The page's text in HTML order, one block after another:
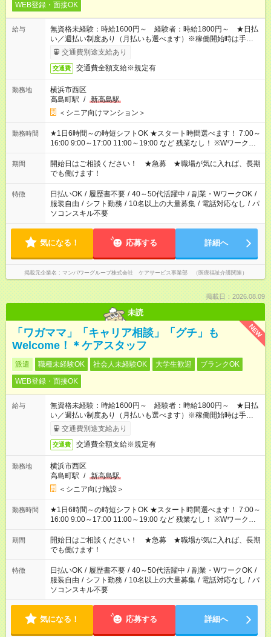
WEB登録・面接OK
給与
無資格未経験：時給1600円～ 経験者：時給1800円～ ★日払
い／週払い制度あり（月払いも選べます）※稼働開始時は手続き
完了次第のお支払いとなります。
交通費別途支給あり
交通費 交通費全額支給※規定有
勤務地
横浜市西区
高島町駅 / 新高島駅
＜シニア向けマンション＞
勤務時間
★1日6時間～の時短シフトOK ★スタート時間選べます！ 7:00～
16:00 9:00～17:00 11:00～19:00 など 残業なし！ ※Wワークの
場合、他のお仕事と合わせ週40時間超の就業はご案内できませ
ん ※法令に基づき、週20時間以上勤務は社会保険への加入対象
となります ※労働者派遣法（日雇い派遣の原則禁止）により、
短時間・短期間の就業はご案内が難しい場合があります
期間
開始日はご相談ください！ ★急募 ★職場が気に入れば、長期
でも働けます！
特徴 日払いOK / 履歴書不要 / 40～50代活躍中 / 副業・WワークOK /
服装自由 / シフト勤務 / 10名以上の大量募集 / 電話対応なし / パ
ソコンスキル不要
気になる！ 応募する 詳細へ
掲載元企業名 マンパワーグループ株式会社 ケアサービス事業部 （医療福祉介護関連）
掲載日：2026.08.09
未読
NEW
「ワガママ」「キャリア相談」「グチ」も
Welcome！＊ケアスタッフ
派遣 職種未経験OK 社会人未経験OK 大学生歓迎
ブランクOK
WEB登録・面接OK
給与
無資格未経験：時給1600円～ 経験者：時給1800円～ ★日払
い／週払い制度あり（月払いも選べます）※稼働開始時は手続き
完了次第のお支払いとなります。
交通費別途支給あり
交通費 交通費全額支給※規定有
勤務地
横浜市西区
高島町駅 / 新高島駅
＜シニア向け施設＞
勤務時間
★1日6時間～の時短シフトOK ★スタート時間選べます！ 7:00～
16:00 9:00～17:00 11:00～19:00 など 残業なし！ ※Wワークの
場合、他のお仕事と合わせ週40時間超の就業はご案内できませ
ん ※法令に基づき、週20時間以上勤務は社会保険への加入対象
となります ※労働者派遣法（日雇い派遣の原則禁止）により、
短時間・短期間の就業はご案内が難しい場合があります
期間
開始日はご相談ください！ ★急募 ★職場が気に入れば、長期
でも働けます！
特徴 日払いOK / 履歴書不要 / 40～50代活躍中 / 副業・WワークOK /
服装自由 / シフト勤務 / 10名以上の大量募集 / 電話対応なし / パ
ソコンスキル不要
気になる！ 応募する 詳細へ